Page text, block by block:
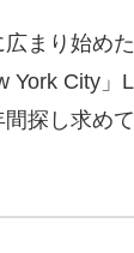
まり始めた
York City」
探し求め